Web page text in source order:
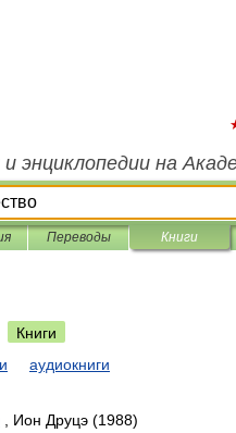
энциклопедии на
Переводы Книги
Книги
аудиокниги
, Ион Друцэ (1988)